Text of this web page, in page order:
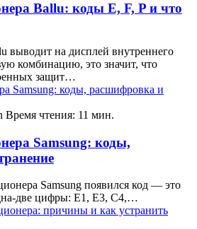
Ballu: коды E, F, P и что
выводит на дисплей внутреннего
комбинацию, это значит, что
защит…
Время чтения: 11 мин.
Samsung: коды,
Samsung появился код — это
две цифры: E1, E3, C4,…